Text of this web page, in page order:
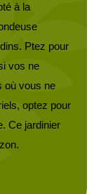
à la
Ptez pour
vos ne
où vous ne
optez pour
Ce jardinier